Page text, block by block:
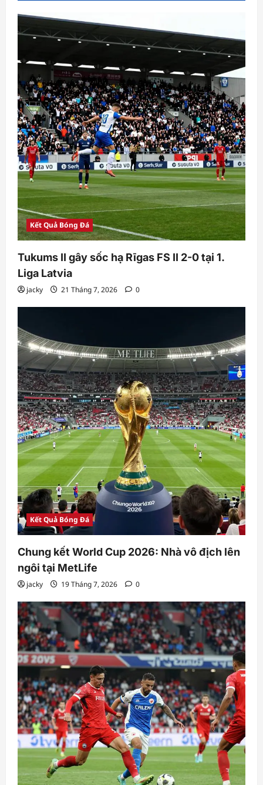
Kết Quả Bóng Đá
Tukums II gây sốc hạ Rīgas FS II 2-0 tại 1.
Liga Latvia
jacky 21 Tháng 7, 2026 0
Kết Quả Bóng Đá
Chung kết World Cup 2026: Nhà vô địch lên
ngôi tại MetLife
jacky 19 Tháng 7, 2026 0